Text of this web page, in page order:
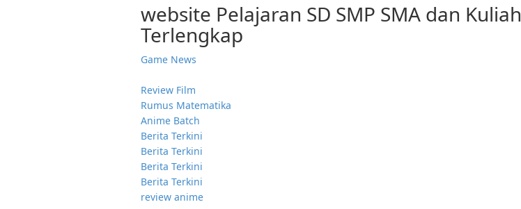
website Pelajaran SD SMP SMA dan Kuliah
Terlengkap
Game News
Review Film
Rumus Matematika
Anime Batch
Berita Terkini
Berita Terkini
Berita Terkini
Berita Terkini
review anime